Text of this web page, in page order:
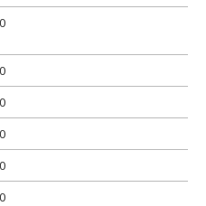
0
0
0
0
0
0